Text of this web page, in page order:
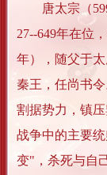
唐太宗（
27--649年在位
年），随父于
秦王，任尚书
割据势力，镇
战争中的主要
变"，杀死与自